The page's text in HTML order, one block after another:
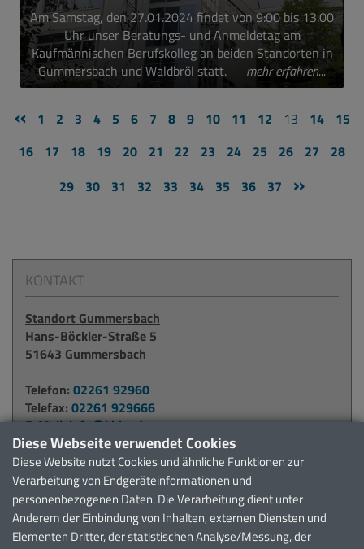
Diese Webseite verwendet Cookies
Diese Website nutzt Cookies und ähnliche Funktionen zur
Verarbeitung von Endgeräteinformationen und
personenbezogenen Daten. Die Verarbeitung dient unter
Anderem der Einbindung von Inhalten, externen Diensten und
Elementen Dritter, der statistischen Analyse/Messung, der
Am Samstag, den 27.01.2024 findet von 9:00 bis 13.00
Uhr unser Beratungs- und Anmeldetag am
Kaufmännischen Berufskolleg an beiden Standorten in
Gummersbach und Waldbröl statt.
mehr erfahren...
« 1 2 3 4 5 6 7 8 9 10 11 12 13 14
15
16
17 18 19 20 21 22 23 24 25 26 27
28
29
30 31 32 33 34 35 36 37 »
KONTAKT
Standort Gummersbach
Hans-Böckler-Straße 5
51643 Gummersbach
Telefon: 02261 92960
Telefax: 02261 929666
E-Mail: info@kbko.de
Standort Waldbröl
Alter Krankenhausweg 6
51545 Waldbröl